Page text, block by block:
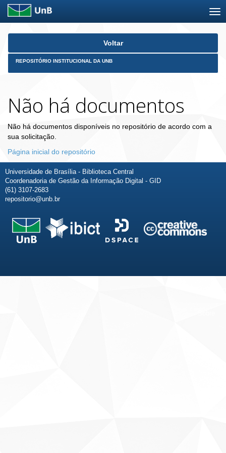
Skip
Voltar
REPOSITÓRIO INSTITUCIONAL DA UNB
Não há documentos
Não há documentos disponíveis no repositório de acordo com a
sua solicitação.
Página inicial do repositório
Universidade de Brasília - Biblioteca Central
Coordenadoria de Gestão da Informação Digital - GID
(61) 3107-2683
repositorio@unb.br